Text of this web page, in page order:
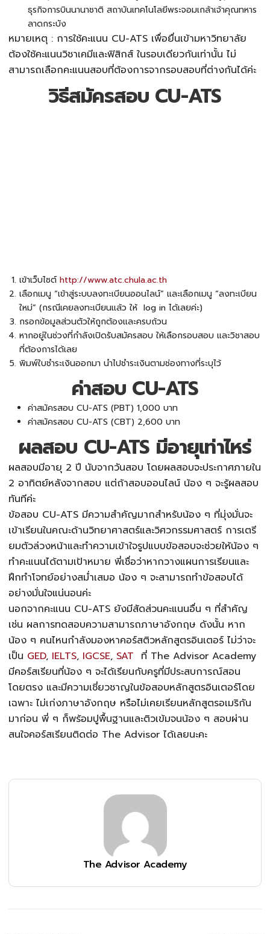
ธุรกิจการบินนานาชาติ สถาบันเทคโนโลยีพระจอมเกล้าเจ้าคุณทหาร
ลาดกระบัง
หมายเหตุ : การใช้คะแนน CU-ATS เพื่อยื่นเข้ามหาวิทยาลัย
ต้องใช้คะแนนวิชาเคมีและฟิสิกส์ ในรอบเดียวกันเท่านั้น ไม่
สามารถเลือกคะแนนสอบที่ต้องการจากรอบสอบที่ต่างกันได้ค่ะ
วิธีสมัครสอบ CU-ATS
เข้าเว็บไซต์http://www.atc.chula.ac.th
เลือกเมนู “เข้าสู่ระบบลงทะเบียนออนไลน์” และเลือกเมนู “ลงทะเบียน
ใหม่” (กรณีเคยลงทะเบียนแล้ว ให้ log in ได้เลยค่ะ)
กรอกข้อมูลส่วนตัวให้ถูกต้องและครบถ้วน
หากอยู่ในช่วงที่กำลังเปิดรับสมัครสอบ ให้เลือกรอบสอบ และวิชาสอบ
ที่ต้องการได้เลย
พิมพ์ใบชำระเงินออกมา นำไปชำระเงินตามช่องทางที่ระบุไว้
ค่าสอบ CU-ATS​
ค่าสมัครสอบCU-ATS (PBT) 1,000 บาท
ค่าสมัครสอบCU-ATS (CBT) 2,600 บาท
ผลสอบ CU-ATS มีอายุเท่าไหร่
ผลสอบมีอายุ 2 ปี นับจากวันสอบ โดยผลสอบจะประกาศภายใน
2 อาทิตย์หลังจากสอบ แต่ถ้าสอบออนไลน์ น้อง ๆ จะรู้ผลสอบ
ทันทีค่ะ
ข้อสอบ CU-ATS มีความสำคัญมากสำหรับน้อง ๆ ที่มุ่งมั่นจะ
เข้าเรียนในคณะด้านวิทยาศาสตร์และวิศวกรรมศาสตร์ การเตรี
ยมตัวล่วงหน้าและทำความเข้าใจรูปแบบข้อสอบจะช่วยให้น้อง ๆ
ทำคะแนนได้ตามเป้าหมาย พี่เชื่อว่าหากวางแผนการเรียนและ
ฝึกทำโจทย์อย่างสม่ำเสมอ น้อง ๆ จะสามารถทำข้อสอบได้
อย่างมั่นใจแน่นอนค่ะ
นอกจากคะแนน CU-ATS ยังมีสัดส่วนคะแนนอื่น ๆ ที่สำคัญ
เช่น ผลการทดสอบความสามารถภาษาอังกฤษ ดังนั้น หาก
น้อง ๆ คนไหนกำลังมองหาคอร์สติวหลักสูตรอินเตอร์ ไม่ว่าจะ
เป็น GED, IELTS, IGCSE, SAT ที่ The Advisor Academy
มีคอร์สเรียนที่น้อง ๆ จะได้เรียนกับครูที่มีประสบการณ์สอน
โดยตรง และมีความเชี่ยวชาญในข้อสอบหลักสูตรอินเตอร์โดย
เฉพาะ ไม่เก่งภาษาอังกฤษ หรือไม่เคยเรียนหลักสูตรอเมริกัน
มาก่อน พี่ ๆ ก็พร้อมปูพื้นฐานและติวเข้มจนน้อง ๆ สอบผ่าน
สนใจคอร์สเรียนติดต่อ The Advisor ได้เลยนะคะ
The Advisor Academy